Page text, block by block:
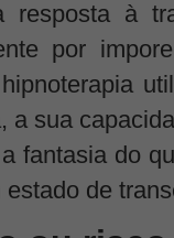
resposta à
por
a sua
fantasia do
de